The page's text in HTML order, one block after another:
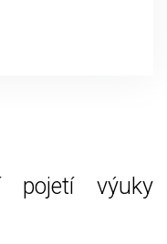
pojetí výuky